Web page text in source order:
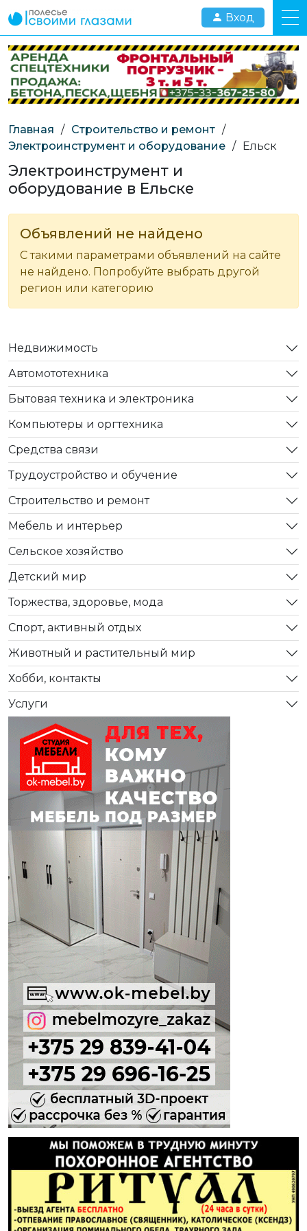
Вход
Главная / Строительство и ремонт /
Электроинструмент и оборудование / Ельск
Электроинструмент и
оборудование в Ельске
Объявлений не найдено
С такими параметрами объявлений на сайте
не найдено. Попробуйте выбрать другой
регион или категорию
Недвижимость
Автомототехника
Бытовая техника и электроника
Компьютеры и оргтехника
Средства связи
Трудоустройство и обучение
Строительство и ремонт
Мебель и интерьер
Сельское хозяйство
Детский мир
Торжества, здоровье, мода
Спорт, активный отдых
Животный и растительный мир
Хобби, контакты
Услуги